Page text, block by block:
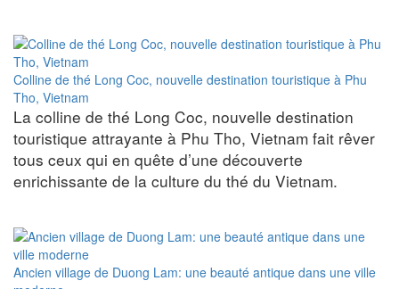
Colline de thé Long Coc, nouvelle destination touristique à Phu
Tho, Vietnam
La colline de thé Long Coc, nouvelle destination
touristique attrayante à Phu Tho, Vietnam fait rêver
tous ceux qui en quête d’une découverte
enrichissante de la culture du thé du Vietnam.
Ancien village de Duong Lam: une beauté antique dans une ville